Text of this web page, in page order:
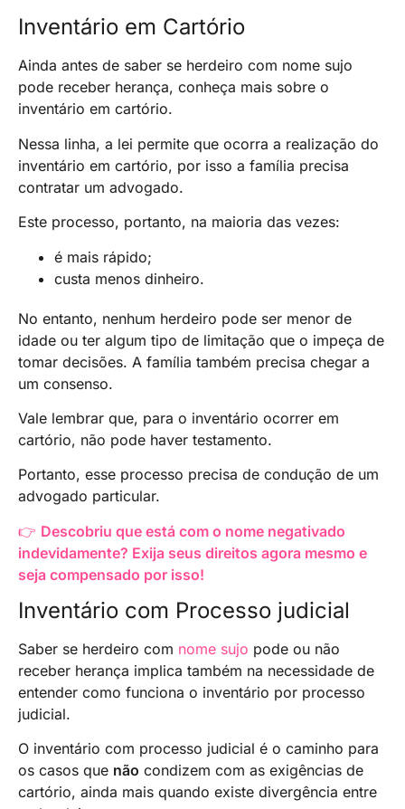
Inventário em Cartório
Ainda antes de saber se herdeiro com nome sujo
pode receber herança, conheça mais sobre o
inventário em cartório.
Nessa linha, a lei permite que ocorra a realização do
inventário em cartório, por isso a família precisa
contratar um advogado.
Este processo, portanto, na maioria das vezes:
é mais rápido;
custa menos dinheiro.
No entanto, nenhum herdeiro pode ser menor de
idade ou ter algum tipo de limitação que o impeça de
tomar decisões. A família também precisa chegar a
um consenso.
Vale lembrar que, para o inventário ocorrer em
cartório, não pode haver testamento.
Portanto, esse processo precisa de condução de um
advogado particular.
👉 Descobriu que está com o nome negativado
indevidamente? Exija seus direitos agora mesmo e
seja compensado por isso!
Inventário com Processo judicial
Saber se herdeiro com nome sujo pode ou não
receber herança implica também na necessidade de
entender como funciona o inventário por processo
judicial.
O inventário com processo judicial é o caminho para
os casos que não condizem com as exigências de
cartório, ainda mais quando existe divergência entre